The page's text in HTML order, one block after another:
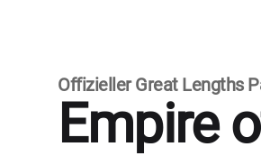
Offizieller Great Lengths
Empire